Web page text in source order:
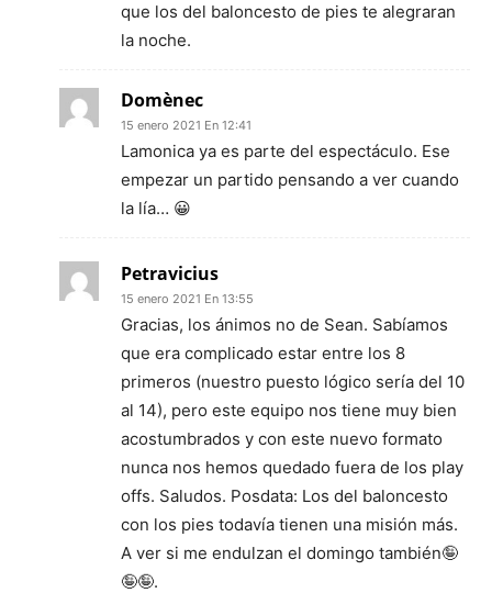
que los del baloncesto de pies te alegraran
la noche.
Domènec
15 enero 2021 En 12:41
Lamonica ya es parte del espectáculo. Ese
empezar un partido pensando a ver cuando
la lía… 😀
Petravicius
15 enero 2021 En 13:55
Gracias, los ánimos no de Sean. Sabíamos
que era complicado estar entre los 8
primeros (nuestro puesto lógico sería del 10
al 14), pero este equipo nos tiene muy bien
acostumbrados y con este nuevo formato
nunca nos hemos quedado fuera de los play
offs. Saludos. Posdata: Los del baloncesto
con los pies todavía tienen una misión más.
A ver si me endulzan el domingo también🤪
🤪🤪.